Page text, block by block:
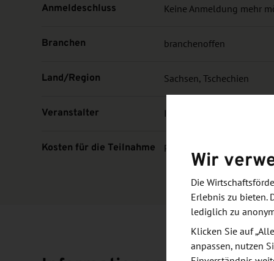
Anmeldeschluss Keine Anmeldung mehr
Branchen branchenoffen
Land/Region Sachsen, Tschechien
Veranstalter IHK Chemnitz
Kosten für die Teilnahme Preis auf Anfrage
Wir
Die
Erlebnis zu bieten.
lediglich zu
Klicken Sie auf
anpassen, nutzen